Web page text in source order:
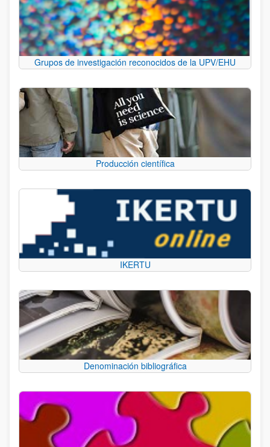
Grupos de investigación reconocidos de la UPV/EHU
Producción científica
IKERTU
Denominación bibliográfica